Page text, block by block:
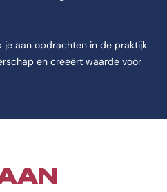
het type Post-hbo.
Management is 4,2 van 5.
je aan opdrachten in de praktijk.
en creeërt waarde voor